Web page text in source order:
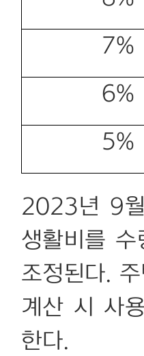
7%
6%
5%
2023년 9
생활비를
조정된다.
계산 시 사
한다.